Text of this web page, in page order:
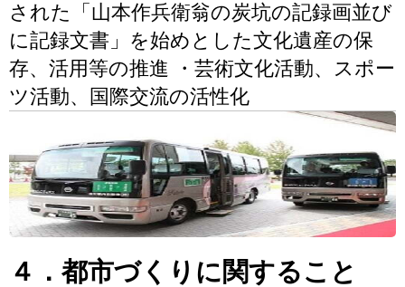
された「山本作兵衛翁の炭坑の記録画並び
に記録文書」を始めとした文化遺産の保
存、活用等の推進 ・芸術文化活動、スポー
ツ活動、国際交流の活性化
４．都市づくりに関すること